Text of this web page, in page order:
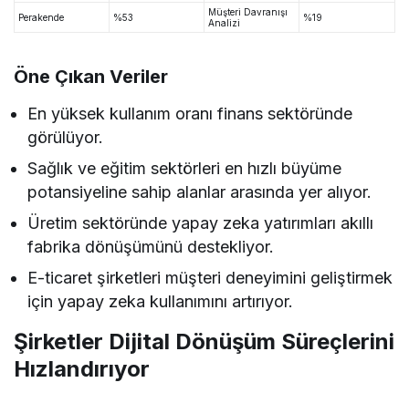
Perakende %53
Müşteri Davranışı
Analizi
%19
Öne Çıkan Veriler
En yüksek kullanım oranı finans sektöründe
görülüyor.
Sağlık ve eğitim sektörleri en hızlı büyüme
potansiyeline sahip alanlar arasında yer alıyor.
Üretim sektöründe yapay zeka yatırımları akıllı
fabrika dönüşümünü destekliyor.
E-ticaret şirketleri müşteri deneyimini geliştirmek
için yapay zeka kullanımını artırıyor.
Şirketler Dijital Dönüşüm Süreçlerini
Hızlandırıyor